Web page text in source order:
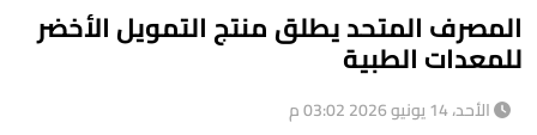
المصرف المتحد يطلق منتج التمويل الأخضر
للمعدات الطبية
الأحد، 14 يونيو 2026 03:02 م